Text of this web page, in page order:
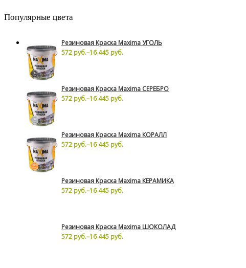
Популярные цвета
Резиновая Краска Maxima УГОЛЬ
572 руб.–16 445 руб.
Резиновая Краска Maxima СЕРЕБРО
572 руб.–16 445 руб.
Резиновая Краска Maxima КОРАЛЛ
572 руб.–16 445 руб.
Резиновая Краска Maxima КЕРАМИКА
572 руб.–16 445 руб.
Резиновая Краска Maxima ШОКОЛАД
572 руб.–16 445 руб.